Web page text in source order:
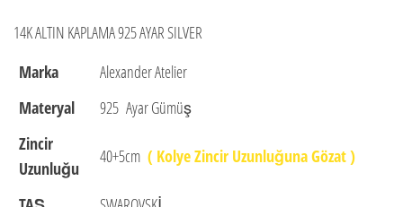
14K ALTIN KAPLAMA 925 AYAR SILVER
Marka
Alexander Atelier
Materyal
925 Ayar Gümüş
Zincir
Uzunluğu
40+5cm ( Kolye Zincir Uzunluğuna Gözat )